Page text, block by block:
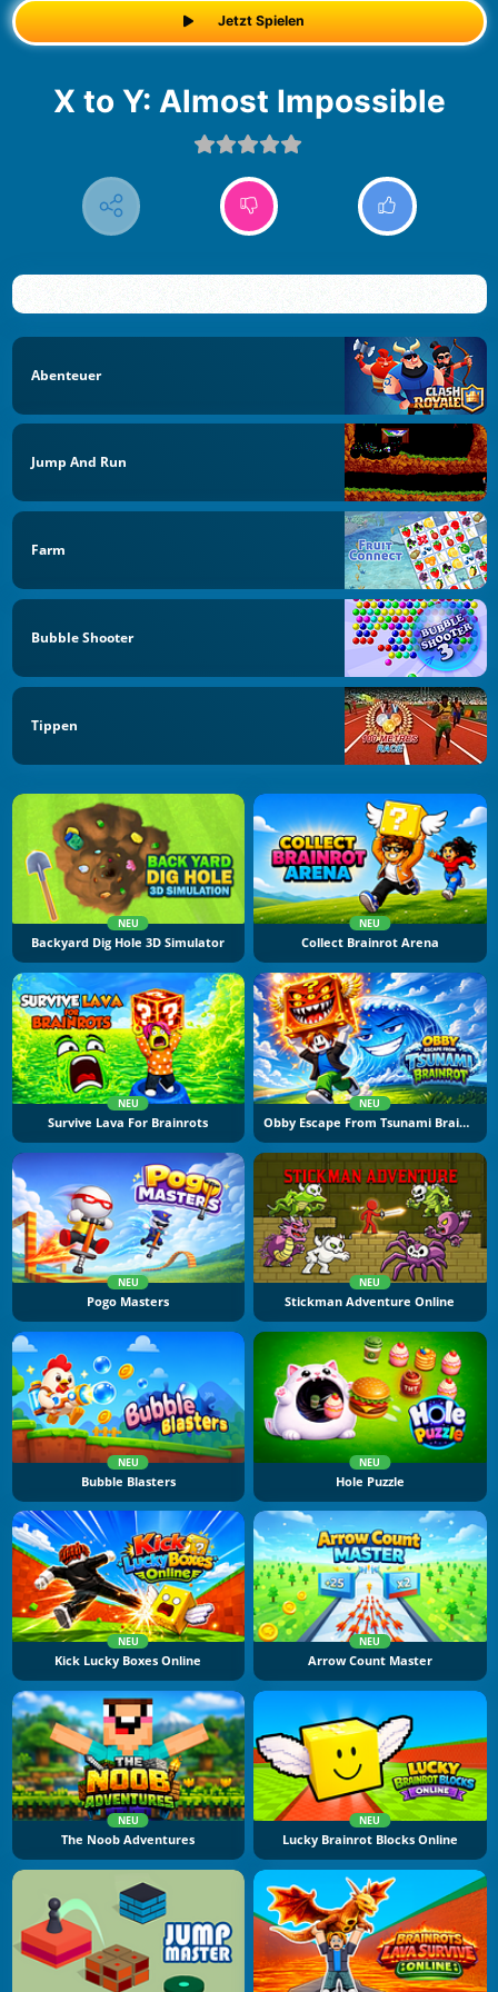
Jetzt Spielen
X to Y: Almost Impossible
Abenteuer
Jump And Run
Farm
Bubble Shooter
Tippen
NEU
Backyard Dig Hole 3D Simulator
NEU
Collect Brainrot Arena
NEU
Survive Lava For Brainrots
NEU
Obby Escape From Tsunami Brainrot
NEU
Pogo Masters
NEU
Stickman Adventure Online
NEU
Bubble Blasters
NEU
Hole Puzzle
NEU
Kick Lucky Boxes Online
NEU
Arrow Count Master
NEU
The Noob Adventures
NEU
Lucky Brainrot Blocks Online